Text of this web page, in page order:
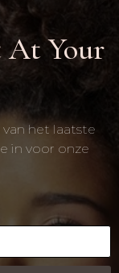
At Your
het laatste
in voor onze